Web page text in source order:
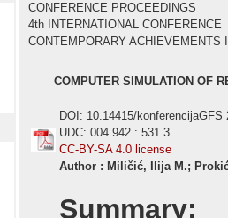
CONFERENCE PROCEEDINGS
4th INTERNATIONAL CONFERENCE
CONTEMPORARY ACHIEVEMENTS
COMPUTER SIMULATION OF
DOI: 10.14415/konferencijaGFS
UDC: 004.942 : 531.3
CC-BY-SA 4.0 license
Author : Miličić, Ilija M.;
Summary: